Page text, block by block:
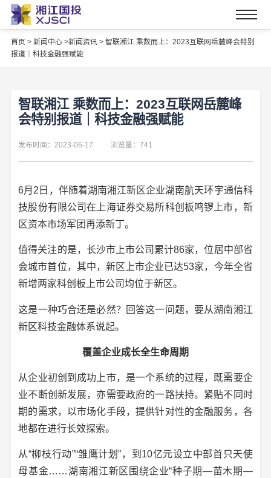
首页 > 新闻中心 >新闻资讯 > 智联湘江 乘数而上：2023互联网岳麓峰会特别
报道｜科技金融强赋能 ​
智联湘江 乘数而上：2023互联网岳麓峰
会特别报道｜科技金融强赋能 ​
发布时间：2023-06-17 浏览量：741
6月2日，伴随着湖南湘江新区企业湖南航天环宇通信科
技股份有限公司在上海证券交易所科创板鸣锣上市，新
区资本市场军团再添新丁。
值得关注的是，长沙市上市公司累计86家，位居中部省
会城市首位，其中，新区上市企业已达53家，今年全省
新增两家科创板上市公司均位于新区。
这是一种巧合还是必然？回答这一问题，要从湖南湘江
新区科技金融体系说起。
覆盖企业成长全生命周期
从企业初创到成功上市，是一个系统的过程，既需要企
业不断创新发展，亦需要政府的一路扶持。紧贴不同时
期的需求，以市场化手段，提供针对性的金融服务，各
地都在进行长效探索。
从“柳枝行动”“雏鹰计划”，到10亿元设立中部首只天使
母基金……湖南湘江新区围绕企业“种子期—苗木期—